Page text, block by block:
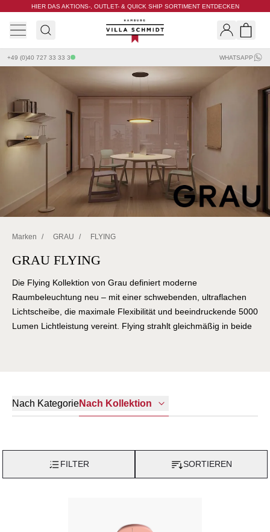
HIER DAS AKTIONS-, OUTLET- & QUICK SHIP SORTIMENT ENTDECKEN
Villa Schmidt
+49 (0)40 727 33 33 3 WHATSAPP
Marken / GRAU / FLYING
GRAU FLYING
Die Flying Kollektion von Grau definiert moderne
Raumbeleuchtung neu – mit einer schwebenden, ultraflachen
Lichtscheibe, die maximale Flexibilität und beeindruckende 5000
Lumen Lichtleistung vereint. Flying strahlt gleichmäßig in beide
jeder Raumsituation optimal an.
Nach KategorieNach Kollektion
FILTER SORTIEREN